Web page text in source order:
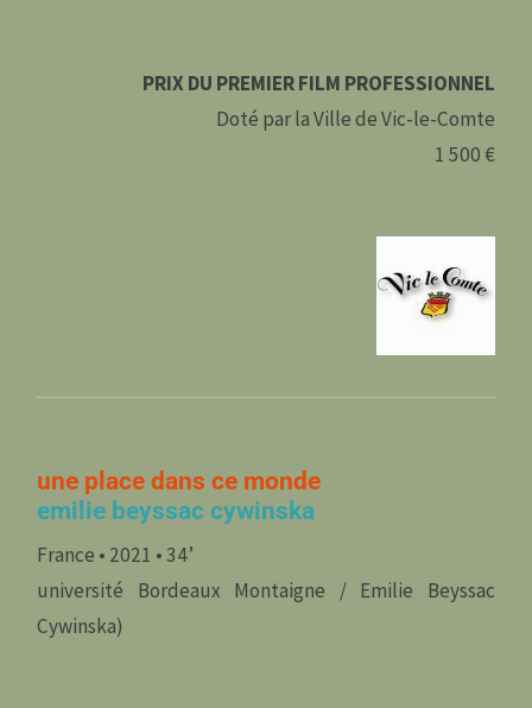
PRIX DU PREMIER FILM PROFESSIONNEL
Doté par la Ville de Vic-le-Comte
1 500 €
une place dans ce monde
emilie beyssac cywinska
France • 2021 • 34’
université Bordeaux Montaigne / Emilie Beyssac
Cywinska)